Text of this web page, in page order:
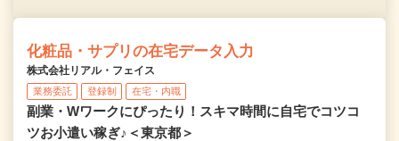
化粧品・サプリの在宅データ入力
株式会社リアル・フェイス
業務委託 登録制 在宅・内職
副業・Wワークにぴったり！スキマ時間に自宅でコツコ
ツお小遣い稼ぎ♪＜東京都＞